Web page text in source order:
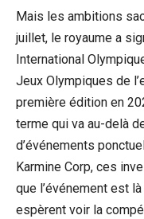
Mais les ambitions
juillet, le royaume a
International
Jeux Olympiques de
première édition en
terme qui va au-delà
d’événements
Karmine Corp, ces
que l’événement est
espèrent voir la